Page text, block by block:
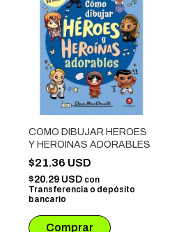
COMO DIBUJAR HEROES
Y HEROINAS ADORABLES
$21.36 USD
$20.29 USD con
Transferencia o depósito
bancario